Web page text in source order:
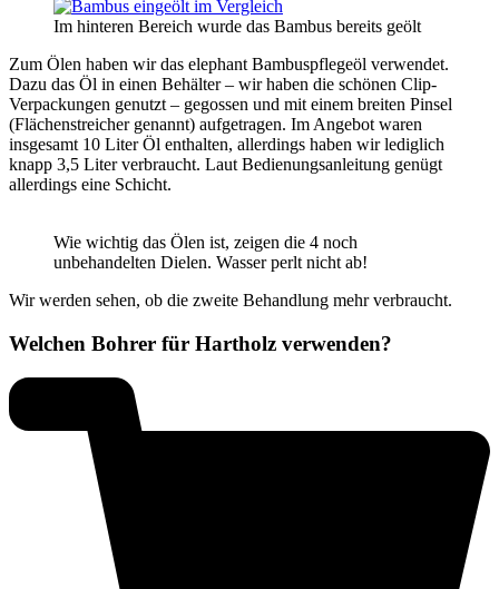
Im hinteren Bereich wurde das Bambus bereits geölt
Zum Ölen haben wir das elephant Bambuspflegeöl verwendet.
Dazu das Öl in einen Behälter – wir haben die schönen Clip-
Verpackungen genutzt – gegossen und mit einem breiten Pinsel
(Flächenstreicher genannt) aufgetragen. Im Angebot waren
insgesamt 10 Liter Öl enthalten, allerdings haben wir lediglich
knapp 3,5 Liter verbraucht. Laut Bedienungsanleitung genügt
allerdings eine Schicht.
Wie wichtig das Ölen ist, zeigen die 4 noch
unbehandelten Dielen. Wasser perlt nicht ab!
Wir werden sehen, ob die zweite Behandlung mehr verbraucht.
Welchen Bohrer für Hartholz verwenden?